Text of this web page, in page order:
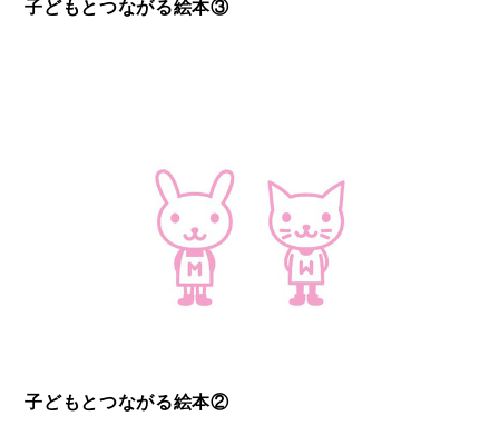
子どもとつながる絵本③
子どもとつながる絵本②